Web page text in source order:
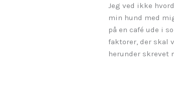
Jeg ved ikke
min hund med
på en café ude i
faktorer, der skal
herunder skrevet